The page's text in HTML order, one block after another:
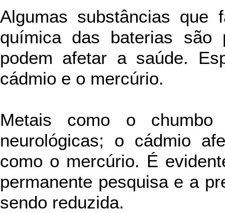
Algumas substâncias que
química das baterias são
podem afetar a saúde.
cádmio e o mercúrio.
Metais como o chumbo
neurológicas; o cádmio
como o mercúrio. É
permanente pesquisa e a
sendo reduzida.